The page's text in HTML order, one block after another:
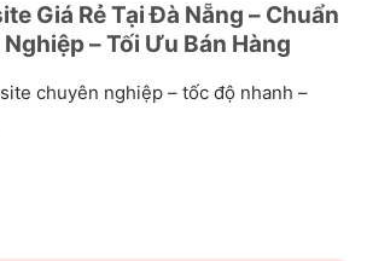
Giá Rẻ Tại Đà Nẵng – Chuẩn
Nghiệp – Tối Ưu Bán Hàng
chuyên nghiệp – tốc độ nhanh –